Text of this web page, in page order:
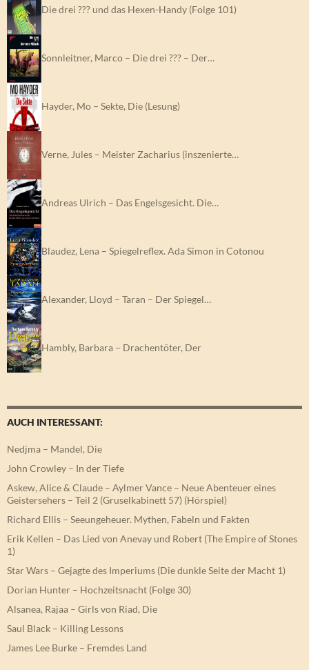
Die drei ??? und das Hexen-Handy (Folge 101)
Sonnleitner, Marco – Die drei ??? – Der…
Hayder, Mo – Sekte, Die (Lesung)
Verne, Jules – Meister Zacharius (inszenierte…
Andreas Ulrich – Das Engelsgesicht. Die…
Blaudez, Lena – Spiegelreflex. Ada Simon in Cotonou
Alexander, Lloyd – Taran – Der Spiegel…
Hambly, Barbara – Drachentöter, Der
AUCH INTERESSANT:
Nedjma – Mandel, Die
John Crowley – In der Tiefe
Askew, Alice & Claude – Aylmer Vance – Neue Abenteuer eines
Geistersehers – Teil 2 (Gruselkabinett 57) (Hörspiel)
Richard Ellis – Seeungeheuer. Mythen, Fabeln und Fakten
Erik Kellen – Das Lied von Anevay und Robert (The Empire of Stones
1)
Star Wars – Gejagte des Imperiums (Die dunkle Seite der Macht 1)
Dorian Hunter – Hochzeitsnacht (Folge 30)
Alsanea, Rajaa – Girls von Riad, Die
Saul Black – Killing Lessons
James Lee Burke – Fremdes Land